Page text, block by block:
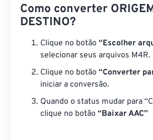
Como converter
DESTINO?
Clique no botão “Escolher
selecionar seus arquivos M4R.
Clique no botão “Converter
iniciar a conversão.
Quando o status mudar para
clique no botão “Baixar AAC”